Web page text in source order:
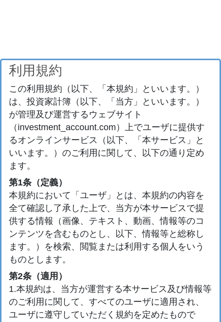
利用規約
この利用規約（以下、「本規約」といいます。）
は、投資家計簿（以下、「当方」といいます。）
が管理及び運営するウェブサイト
（investment_account.com）上でユーザに提供す
るオンラインサービス（以下、「本サービス」と
いいます。）のご利用に関して、以下の通り定め
ます。
第1条（定義）
本規約において「ユーザ」とは、本規約の内容を
全て確認し了承した上で、当方が本サービスで提
供する情報（画像、テキスト、動画、情報等のコ
ンテンツを含むものとし、以下、情報等と総称し
ます。）を検索、閲覧または利用する個人をいう
ものとします。
第2条（適用）
1.本規約は、当方が運営する本サービス及び情報等
のご利用に関して、すべてのユーザに適用され、
ユーザに遵守していただく規約を定めたもので